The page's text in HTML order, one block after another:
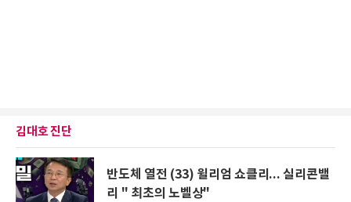
김대호 진단
반도체 열전 (33) 윌리엄 쇼클리... 실리콘밸
리 " 최초의 노벨상"